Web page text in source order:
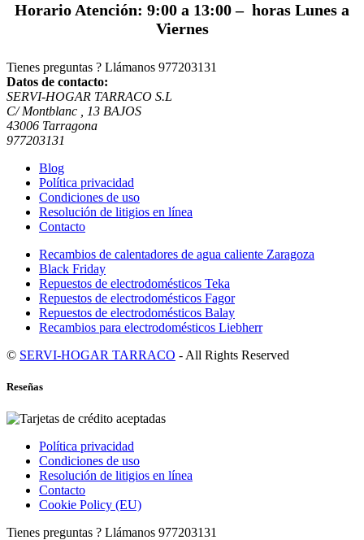
Horario Atención: 9:00 a 13:00 – horas Lunes a
Viernes
Tienes preguntas ? Llámanos 977203131
Datos de contacto:
SERVI-HOGAR TARRACO S.L
C/ Montblanc , 13 BAJOS
43006 Tarragona
977203131
Blog
Política privacidad
Condiciones de uso
Resolución de litigios en línea
Contacto
Recambios de calentadores de agua caliente Zaragoza
Black Friday
Repuestos de electrodomésticos Teka
Repuestos de electrodomésticos Fagor
Repuestos de electrodomésticos Balay
Recambios para electrodomésticos Liebherr
© SERVI-HOGAR TARRACO - All Rights Reserved
Reseñas
Política privacidad
Condiciones de uso
Resolución de litigios en línea
Contacto
Cookie Policy (EU)
Tienes preguntas ? Llámanos 977203131